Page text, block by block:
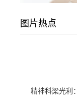
图片热点
精神科梁光利：